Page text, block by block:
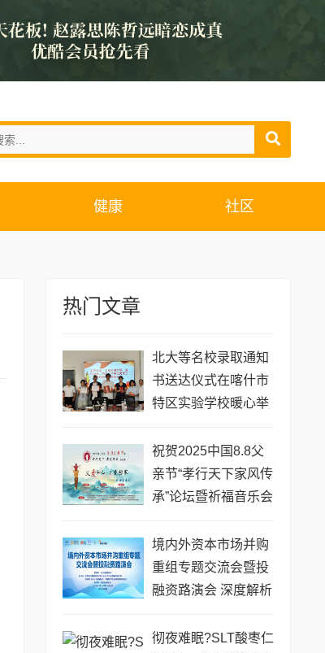
健康 社区
热门文章
北大等名校录取通知
书送达仪式在喀什市
特区实验学校暖心举
祝贺2025中国8.8父
亲节“孝行天下家风传
承”论坛暨祈福音乐会
境内外资本市场并购
重组专题交流会暨投
融资路演会 深度解析
级
彻夜难眠?SLT酸枣仁